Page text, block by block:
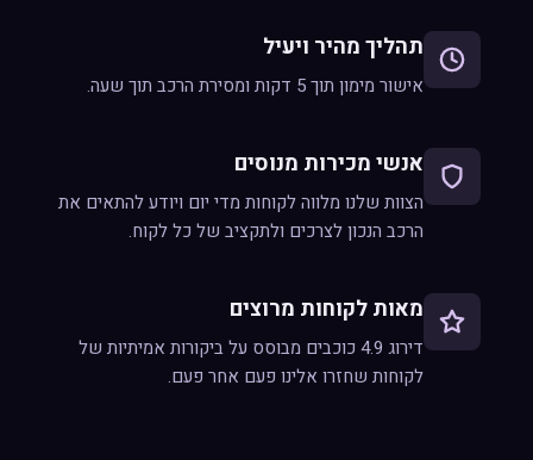
תהליך מהיר ויעיל
אישור מימון תוך 5 דקות ומסירת הרכב תוך שעה.
אנשי מכירות מנוסים
הצוות שלנו מלווה לקוחות מדי יום ויודע להתאים את
הרכב הנכון לצרכים ולתקציב של כל לקוח.
מאות לקוחות מרוצים
דירוג 4.9 כוכבים מבוסס על ביקורות אמיתיות של
לקוחות שחזרו אלינו פעם אחר פעם.